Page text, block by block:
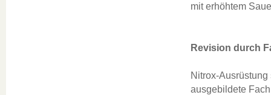
mit erhöhtem
Revision durch
Nitrox-
ausgebildete